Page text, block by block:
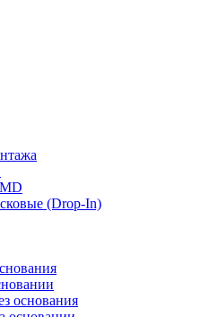
(Drop-In)
основания